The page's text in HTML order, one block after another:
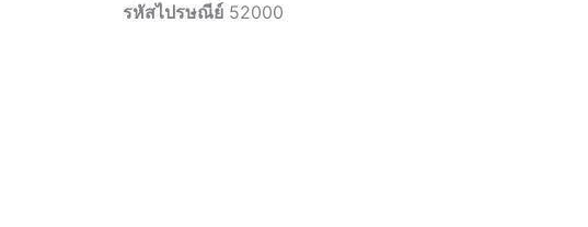
รหัสไปรษณีย์ 52000